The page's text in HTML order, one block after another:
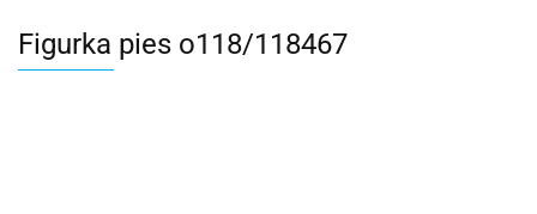
Figurka pies o118/118467